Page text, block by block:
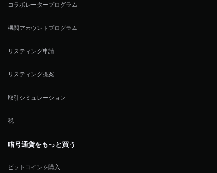
コラボレータープログラム
機関アカウントプログラム
リスティング申請
リスティング提案
取引シミュレーション
税
暗号通貨をもっと買う
ビットコインを購入